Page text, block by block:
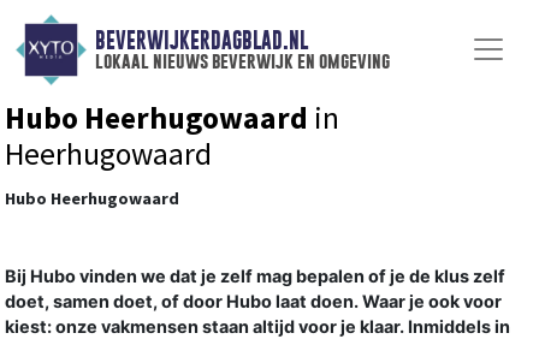
BEVERWIJKERDAGBLAD.NL
lokaal nieuws beverwijk en omgeving
Hubo Heerhugowaard in
Heerhugowaard
Hubo Heerhugowaard
Bij Hubo vinden we dat je zelf mag bepalen of je de klus zelf
doet, samen doet, of door Hubo laat doen. Waar je ook voor
kiest: onze vakmensen staan altijd voor je klaar. Inmiddels in